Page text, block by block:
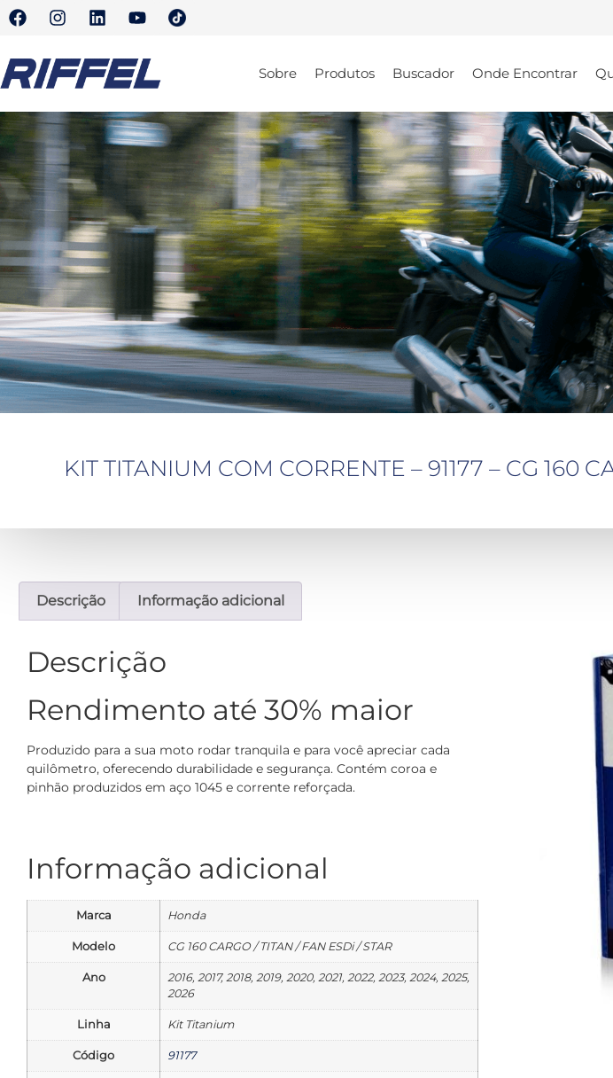
Sobre Produtos Buscador Onde Encontrar
KIT TITANIUM COM CORRENTE – 91177 – CG 160
Descrição Informação adicional
Descrição
Rendimento até 30% maior
Produzido para a sua moto rodar tranquila e para você apreciar cada
quilômetro, oferecendo durabilidade e segurança. Contém coroa e
pinhão produzidos em aço 1045 e corrente reforçada.
Informação adicional
Marca Honda
Modelo CG 160 CARGO / TITAN / FAN ESDi / STAR
Ano
2016, 2017, 2018, 2019, 2020, 2021, 2022, 2023, 2024, 2025,
2026
Linha Kit Titanium
Código 91177